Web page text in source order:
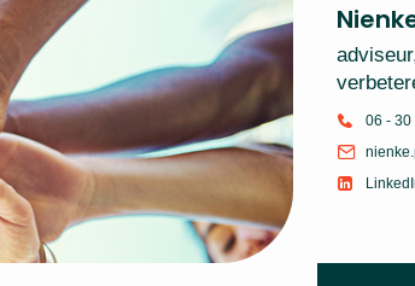
06 - 30